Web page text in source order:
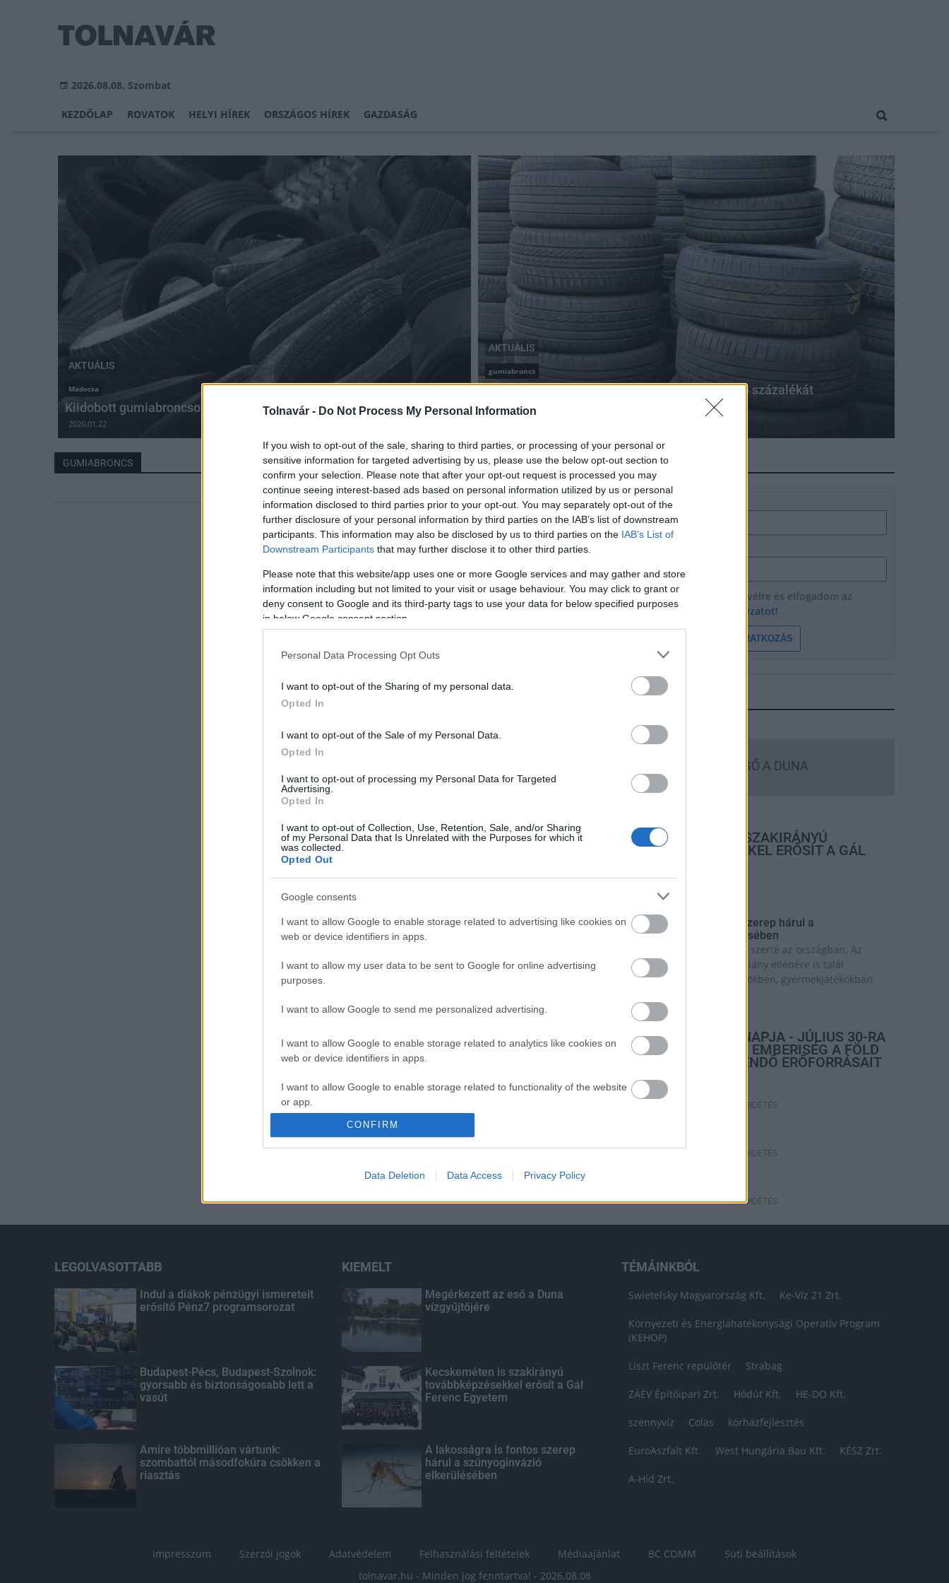
Tolnavár - Do Not Process My Personal Information
If you wish to opt-out of the sale, sharing to third parties, or processing of your personal or
sensitive information for targeted advertising by us, please use the below opt-out section to
confirm your selection. Please note that after your opt-out request is processed you may
continue seeing interest-based ads based on personal information utilized by us or personal
information disclosed to third parties prior to your opt-out. You may separately opt-out of the
further disclosure of your personal information by third parties on the IAB’s list of downstream
participants. This information may also be disclosed by us to third parties on the IAB’s List of
Downstream Participants that may further disclose it to other third parties.
Please note that this website/app uses one or more Google services and may gather and store
information including but not limited to your visit or usage behaviour. You may click to grant or
deny consent to Google and its third-party tags to use your data for below specified purposes
in below Google consent section.
Personal Data Processing Opt Outs
I want to opt-out of the Sharing of my personal data.
Opted In
I want to opt-out of the Sale of my Personal Data.
Opted In
I want to opt-out of processing my Personal Data for Targeted
Advertising.
Opted In
I want to opt-out of Collection, Use, Retention, Sale, and/or Sharing
of my Personal Data that Is Unrelated with the Purposes for which it
was collected.
Opted Out
Google consents
I want to allow Google to enable storage related to advertising like cookies on
web or device identifiers in apps.
I want to allow my user data to be sent to Google for online advertising
purposes.
I want to allow Google to send me personalized advertising.
I want to allow Google to enable storage related to analytics like cookies on
web or device identifiers in apps.
I want to allow Google to enable storage related to functionality of the website
or app.
I want to allow Google to enable storage related to personalization.
authentication functionality and fraud prevention, and other user protection.
CONFIRM
Data Deletion Data Access Privacy Policy
2026.08.08, Szombat
KEZDŐLAP ROVATOK HELYI HÍREK ORSZÁGOS HÍREK GAZDASÁG
AKTUÁLIS
Madocsa
Kiidobott gumiabroncsok Madocsa határában!
2020.01.22
AKTUÁLIS
gumiabroncs
Magyarországon a használt gumiabroncsok 85 százalékát
újrahasznosítják
GUMIABRONCS HÍRLEVÉL
Név
Feliratkozom a hírlevélre és elfogadom az
adatvédelmi szabályzatot!
FELIRATKOZÁS
Országos hírek
MEGÉRKEZETT AZ ESŐ A DUNA
VÍZGYŰJTŐJÉRE
KECSKEMÉTEN IS SZAKIRÁNYÚ
TOVÁBBKÉPZÉSEKKEL ERŐSÍT A GÁL
Országos hírek
A lakosságra is fontos szerep hárul a
szúnyoginvázió elkerülésében
Folytatódik a szúnyogírtás szerte az országban. Az
ázsiai tigrisszúnyog a vízhiány ellenére is talál
szaporodási helyet a vödrökben, gyermekjátékokban.
Országos hírek
TÚLFOGYASZTÁS NAPJA - JÚLIUS 30-RA
FELHASZNÁLTA AZ EMBERISÉG A FÖLD
EGÉSZ ÉVRE ELEGENDŐ ERŐFORRÁSAIT
HIRDETÉS
HIRDETÉS
HIRDETÉS
LEGOLVASOTTABB
Indul a diákok pénzügyi ismereteit
erősítő Pénz7 programsorozat
Budapest-Pécs, Budapest-Szolnok:
gyorsabb és biztonságosabb lett a
vasút
Amire többmillióan vártunk:
szombattól másodfokúra csökken a
riasztás
KIEMELT
Megérkezett az eső a Duna
vízgyűjtőjére
Kecskeméten is szakirányú
továbbképzésekkel erősít a Gál
Ferenc Egyetem
A lakosságra is fontos szerep
hárul a szúnyoginvázió
elkerülésében
TÉMÁINKBÓL
Swietelsky Magyarország Kft. Ke-Víz 21 Zrt.
Környezeti és Energiahatékonysági Operatív Program
(KEHOP)
Liszt Ferenc repülőtér Strabag
ZÁÉV Építőipari Zrt. Hódút Kft. HE-DO Kft.
szennyvíz Colas kórházfejlesztés
EuroAszfalt Kft. West Hungária Bau Kft. KÉSZ Zrt.
A-Híd Zrt.
Impresszum Szerzői jogok Adatvédelem Felhasználási feltételek Médiaajánlat BC COMM
Süti beállítások
tolnavar.hu - Minden jog fenntartva! - 2026.08.08